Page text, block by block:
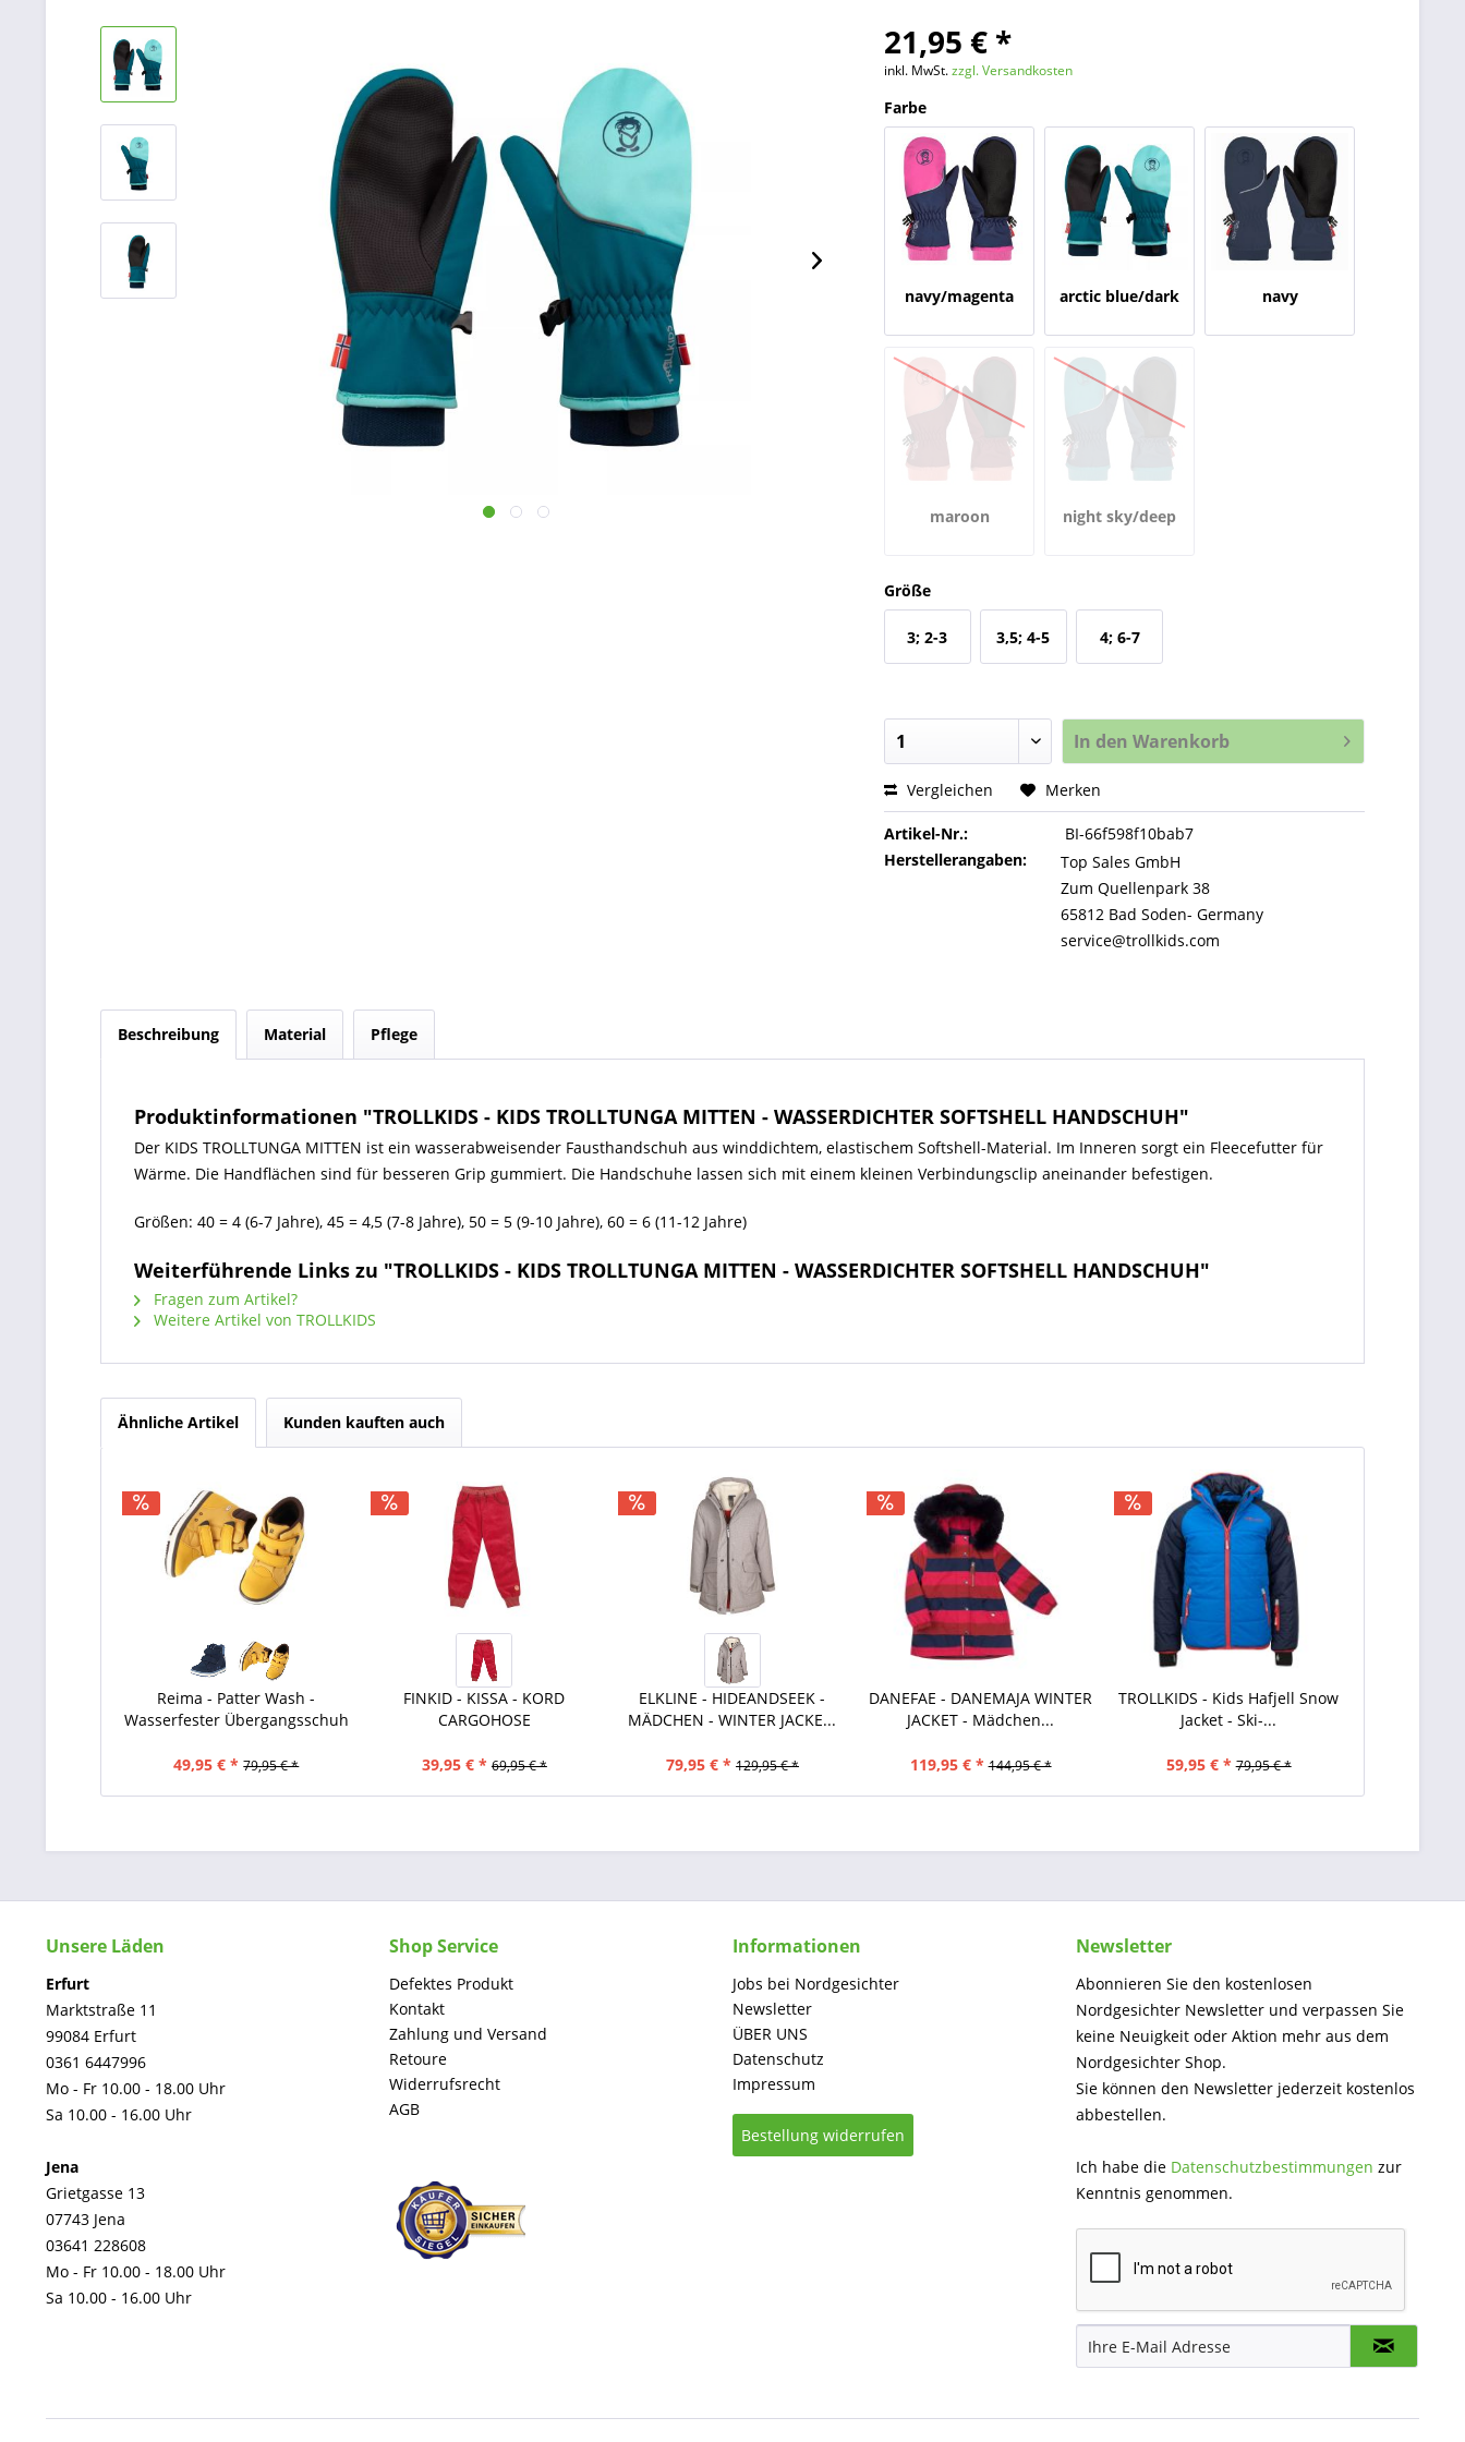
21,95 € *
inkl. MwSt.zzgl. Versandkosten
Farbe
navy/magenta arctic blue/dark navy
maroon night sky/deep
Größe
3; 2-3 3,5; 4-5 4; 6-7
In den Warenkorb
Vergleichen Merken
Artikel-Nr.:
BI-66f598f10bab7
Herstellerangaben:
Top Sales GmbH
Zum Quellenpark 38
65812 Bad Soden- Germany
service@trollkids.com
Beschreibung Material Pflege
Produktinformationen "TROLLKIDS - KIDS TROLLTUNGA MITTEN - WASSERDICHTER SOFTSHELL HANDSCHUH"
Der KIDS TROLLTUNGA MITTEN ist ein wasserabweisender Fausthandschuh aus winddichtem, elastischem Softshell-Material. Im Inneren sorgt ein Fleecefutter für
Wärme. Die Handflächen sind für besseren Grip gummiert. Die Handschuhe lassen sich mit einem kleinen Verbindungsclip aneinander befestigen.
Größen: 40 = 4 (6-7 Jahre), 45 = 4,5 (7-8 Jahre), 50 = 5 (9-10 Jahre), 60 = 6 (11-12 Jahre)
Weiterführende Links zu "TROLLKIDS - KIDS TROLLTUNGA MITTEN - WASSERDICHTER SOFTSHELL HANDSCHUH"
Fragen zum Artikel?
Weitere Artikel von TROLLKIDS
Ähnliche Artikel Kunden kauften auch
Reima - Patter Wash -
Wasserfester Übergangsschuh
49,95 € * 79,95 € *
FINKID - KISSA - KORD
CARGOHOSE
39,95 € * 69,95 € *
ELKLINE - HIDEANDSEEK -
MÄDCHEN - WINTER JACKE...
79,95 € * 129,95 € *
DANEFAE - DANEMAJA WINTER
JACKET - Mädchen...
119,95 € * 144,95 € *
TROLLKIDS - Kids Hafjell Snow
Jacket - Ski-...
59,95 € * 79,95 € *
Unsere Läden
Erfurt
Marktstraße 11
99084 Erfurt
0361 6447996
Mo - Fr 10.00 - 18.00 Uhr
Sa 10.00 - 16.00 Uhr
Jena
Grietgasse 13
07743 Jena
03641 228608
Mo - Fr 10.00 - 18.00 Uhr
Sa 10.00 - 16.00 Uhr
Shop Service
Defektes Produkt
Kontakt
Zahlung und Versand
Retoure
Widerrufsrecht
AGB
Informationen
Jobs bei Nordgesichter
Newsletter
ÜBER UNS
Datenschutz
Impressum
Bestellung widerrufen
Newsletter
Abonnieren Sie den kostenlosen
Nordgesichter Newsletter und verpassen Sie
keine Neuigkeit oder Aktion mehr aus dem
Nordgesichter Shop.
Sie können den Newsletter jederzeit kostenlos
abbestellen.
Ich habe die Datenschutzbestimmungen zur
Kenntnis genommen.